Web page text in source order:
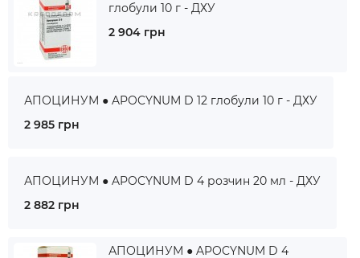
глобули 10 г - ДХУ
2 904 грн
АПОЦИНУМ ● APOCYNUM D 12 глобули 10 г - ДХУ
2 985 грн
АПОЦИНУМ ● APOCYNUM D 4 розчин 20 мл - ДХУ
2 882 грн
АПОЦИНУМ ● APOCYNUM D 4